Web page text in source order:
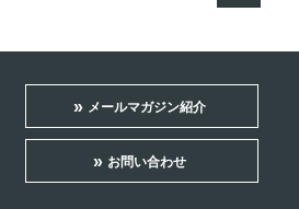
メールマガジン紹介
お問い合わせ